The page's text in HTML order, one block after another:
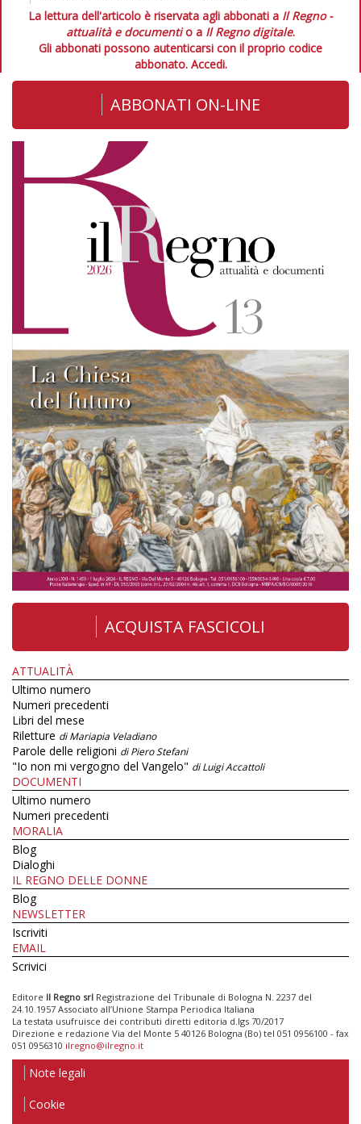
La lettura dell'articolo è riservata agli abbonati a Il Regno -
attualità e documentio a Il Regno digitale.
Gli abbonati possono autenticarsi con il proprio codice
abbonato. Accedi.
ABBONATI ON-LINE
ACQUISTA FASCICOLI
ATTUALITÀ
Ultimo numero
Numeri precedenti
Libri del mese
Riletture di Mariapia Veladiano
Parole delle religioni di Piero Stefani
"Io non mi vergogno del Vangelo" di Luigi Accattoli
DOCUMENTI
Ultimo numero
Numeri precedenti
MORALIA
Blog
Dialoghi
IL REGNO DELLE DONNE
Blog
NEWSLETTER
Iscriviti
EMAIL
Scrivici
Editore Il Regno srl Registrazione del Tribunale di Bologna N. 2237 del
24.10.1957 Associato all’Unione Stampa Periodica Italiana
La testata usufruisce dei contributi diretti editoria d.lgs 70/2017
Direzione e redazione Via del Monte 5 40126 Bologna (Bo) tel 051 0956100 - fax
051 0956310 ilregno@ilregno.it
Note legali
Cookie